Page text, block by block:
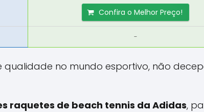
Confira o Melhor Preço!
-
no mundo esportivo, não
raquetes de beach tennis da Adidas,